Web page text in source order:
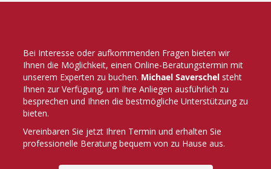
Bei Interesse oder aufkommenden Fragen bieten wir
Ihnen die Möglichkeit, einen Online-Beratungstermin mit
unserem Experten zu buchen. Michael Saverschel steht
Ihnen zur Verfügung, um Ihre Anliegen ausführlich zu
besprechen und Ihnen die bestmögliche Unterstützung zu
bieten.
Vereinbaren Sie jetzt Ihren Termin und erhalten Sie
professionelle Beratung bequem von zu Hause aus.